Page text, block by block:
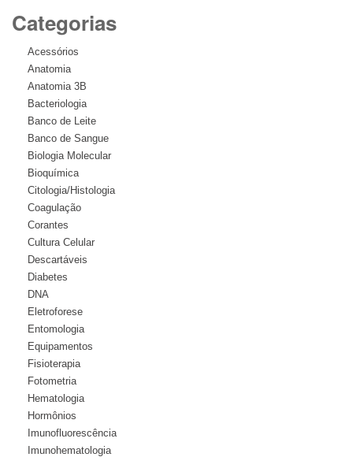
Categorias
Acessórios
Anatomia
Anatomia 3B
Bacteriologia
Banco de Leite
Banco de Sangue
Biologia Molecular
Bioquímica
Citologia/Histologia
Coagulação
Corantes
Cultura Celular
Descartáveis
Diabetes
DNA
Eletroforese
Entomologia
Equipamentos
Fisioterapia
Fotometria
Hematologia
Hormônios
Imunofluorescência
Imunohematologia